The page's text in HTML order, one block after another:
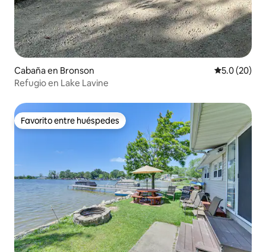
Cabaña en Bronson Calificación
5.0 (20)
Refugio en Lake Lavine
Favorito entre huéspedes
Favorito entre huéspedes